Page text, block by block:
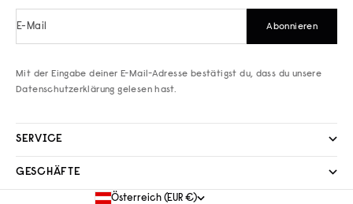
E-Mail Abonnieren
Mit der Eingabe deiner E-Mail-Adresse bestätigst du, dass du unsere
Datenschutzerklärung gelesen hast.
SERVICE
GESCHÄFTE
Österreich (EUR €)